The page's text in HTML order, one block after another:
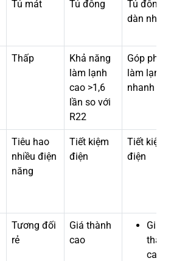
Tủ mát Tủ đông
Tủ đông
dàn nhôm
Thấp
Khả năng
làm lạnh
cao >1,6
lần so với
R22
Góp phần
làm lạnh
nhanh
Tiêu hao
nhiều điện
năng
Tiết kiệm
điện
Tiết kiệm
điện
Tương đối
rẻ
Giá thành
cao
Giá
thành
cao